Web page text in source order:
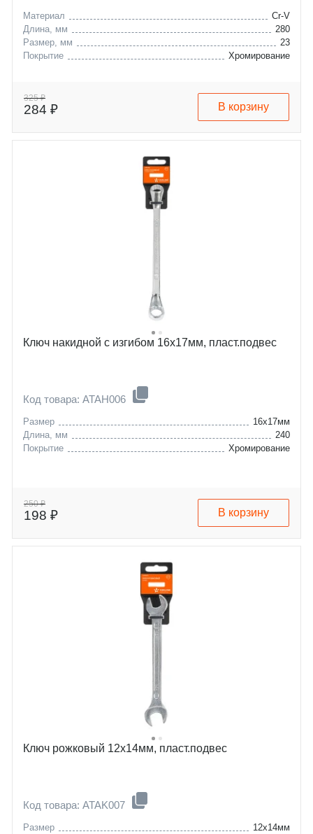
Материал
Cr-V
Длина, мм
280
Размер, мм
23
Покрытие
Хромирование
325 ₽
284 ₽ В корзину
Ключ накидной с изгибом 16х17мм, пласт.подвес
Код товара: ATAH006
Размер
16x17мм
Длина, мм
240
Покрытие
Хромирование
250 ₽
198 ₽ В корзину
Ключ рожковый 12х14мм, пласт.подвес
Код товара: ATAK007
Размер
12x14мм